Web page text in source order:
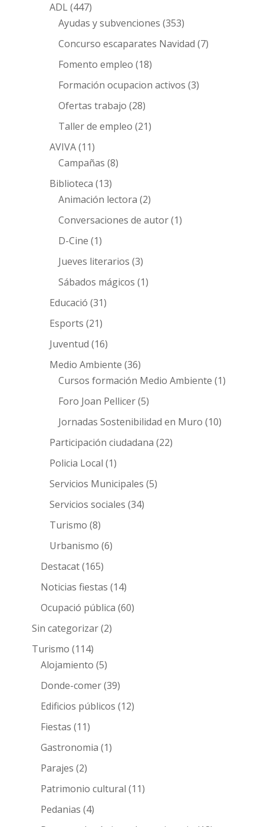
ADL(447)
Ayudas y subvenciones (353)
Concurso escaparates Navidad (7)
Fomento empleo (18)
Formación ocupacion activos (3)
Ofertas trabajo (28)
Taller de empleo (21)
AVIVA(11)
Campañas (8)
Biblioteca (13)
Animación lectora (2)
Conversaciones de autor(1)
D-Cine (1)
Jueves literarios (3)
Sábados mágicos (1)
Educació (31)
Esports (21)
Juventud (16)
Medio Ambiente (36)
Cursos formación Medio Ambiente (1)
Foro Joan Pellicer(5)
Jornadas Sostenibilidad en Muro (10)
Participación ciudadana (22)
Policia Local (1)
Servicios Municipales (5)
Servicios sociales (34)
Turismo (8)
Urbanismo (6)
Destacat(165)
Noticias fiestas (14)
Ocupació pública (60)
Sin categorizar(2)
Turismo (114)
Alojamiento (5)
Donde-comer(39)
Edificios públicos (12)
Fiestas (11)
Gastronomia (1)
Parajes (2)
Patrimonio cultural (11)
Pedanias (4)